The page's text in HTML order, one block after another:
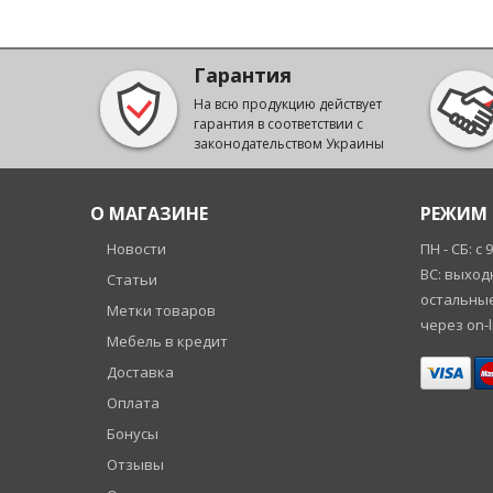
Ortomed
Шанс
Sleep&Fly Organic
Take&Go
Sleep&Fly SF
Гарантия
На всю продукцию действует
гарантия в соответствии с
законодательством Украины
О МАГАЗИНЕ
Новости
Статьи
Метки товаров
Мебель в кредит
Доставка
Оплата
Бонусы
Отзывы
РЕЖИМ
ПН - СБ: с
ВС:
через on-